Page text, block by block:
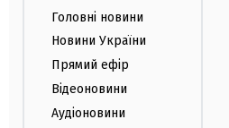
Головні новини
Новини України
Прямий ефір
Відеоновини
Аудіоновини